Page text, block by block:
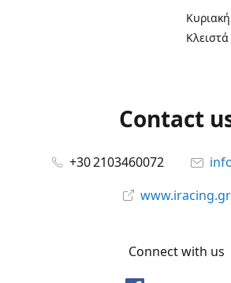
Κυριακή
Κλειστά
Contact
+30 2103460072
www.iracing.gr
Connect with us